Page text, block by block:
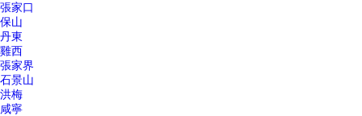
張家口
保山
丹東
雞西
張家界
石景山
洪梅
咸寧